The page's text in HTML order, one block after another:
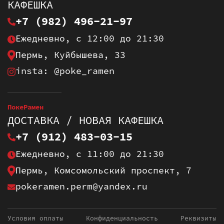
КАФЕШКА
+7 (982) 496-21-97
Ежедневно, с 12:00 до 21:30
Пермь, Куйбышева, 33
insta: @poke_ramen
ПокеРамен
ДОСТАВКА / НОВАЯ КАФЕШКА
+7 (912) 483-03-15
Ежедневно, с 11:00 до 21:30
Пермь, Комсомольский проспект, 7
pokeramen.perm@yandex.ru
Условия оплаты Конфиденциальность Реквизиты